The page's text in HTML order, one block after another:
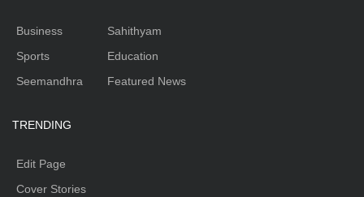
Business
Sports
Seemandhra
Sahithyam
Education
Featured News
TRENDING
Edit Page
Cover Stories